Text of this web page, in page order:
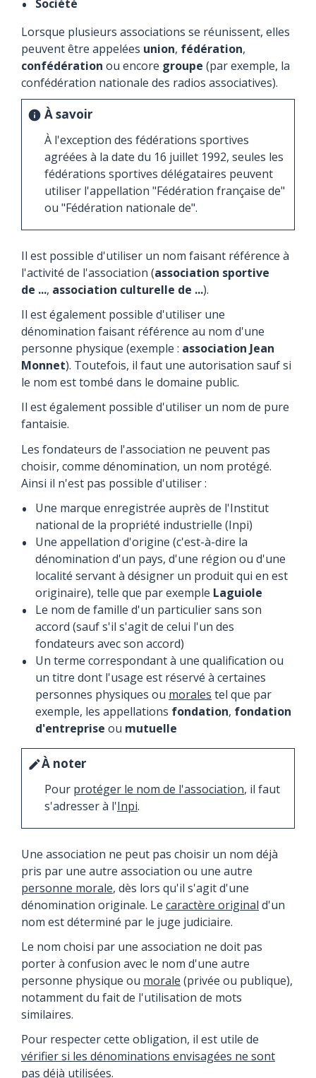
Société
Lorsque plusieurs associations se réunissent, elles
peuvent être appelées union, fédération,
confédération ou encore groupe (par exemple, la
confédération nationale des radios associatives).
info À savoir
À l'exception des fédérations sportives
agréées à la date du 16 juillet 1992, seules les
fédérations sportives délégataires peuvent
utiliser l'appellation "Fédération française de"
ou "Fédération nationale de".
Il est possible d'utiliser un nom faisant référence à
l'activité de l'association (association sportive
de ..., association culturelle de ...).
Il est également possible d'utiliser une
dénomination faisant référence au nom d'une
personne physique (exemple : association Jean
Monnet). Toutefois, il faut une autorisation sauf si
le nom est tombé dans le domaine public.
Il est également possible d'utiliser un nom de pure
fantaisie.
Les fondateurs de l'association ne peuvent pas
choisir, comme dénomination, un nom protégé.
Ainsi il n'est pas possible d'utiliser :
Une marque enregistrée auprès de l'Institut
national de la propriété industrielle (Inpi)
Une appellation d'origine (c'est-à-dire la
dénomination d'un pays, d'une région ou d'une
localité servant à désigner un produit qui en est
originaire), telle que par exemple Laguiole
Le nom de famille d'un particulier sans son
accord (sauf s'il s'agit de celui l'un des
fondateurs avec son accord)
Un terme correspondant à une qualification ou
un titre dont l'usage est réservé à certaines
personnes physiques ou morales tel que par
exemple, les appellations fondation, fondation
d'entreprise ou mutuelle
editÀ noter
Pour protéger le nom de l'association, il faut
s'adresser à l'Inpi.
Une association ne peut pas choisir un nom déjà
pris par une autre association ou une autre
personne morale, dès lors qu'il s'agit d'une
dénomination originale. Le caractère original d'un
nom est déterminé par le juge judiciaire.
Le nom choisi par une association ne doit pas
porter à confusion avec le nom d'une autre
personne physique ou morale (privée ou publique),
notamment du fait de l'utilisation de mots
similaires.
Pour respecter cette obligation, il est utile de
vérifier si les dénominations envisagées ne sont
pas déjà utilisées.